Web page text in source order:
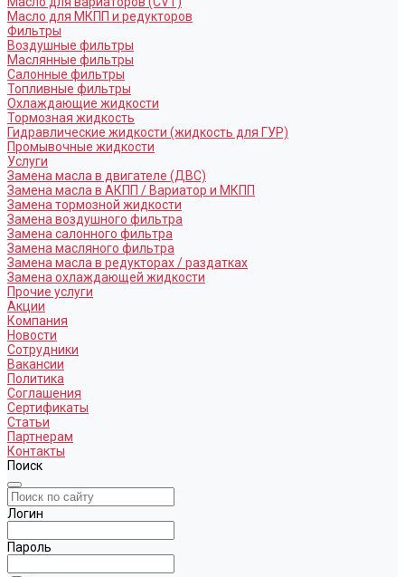
Масло для МКПП и редукторов
Фильтры
Воздушные фильтры
Маслянные фильтры
Салонные фильтры
Топливные фильтры
Охлаждающие жидкости
Тормозная жидкость
Гидравлические жидкости (жидкость для ГУР)
Промывочные жидкости
Услуги
Замена масла в двигателе (ДВС)
Замена масла в АКПП / Вариатор и МКПП
Замена тормозной жидкости
Замена воздушного фильтра
Замена салонного фильтра
Замена масляного фильтра
Замена масла в редукторах / раздатках
Замена охлаждающей жидкости
Прочие услуги
Акции
Компания
Новости
Сотрудники
Вакансии
Политика
Соглашения
Сертификаты
Статьи
Партнерам
Контакты
Поиск
Логин
Пароль